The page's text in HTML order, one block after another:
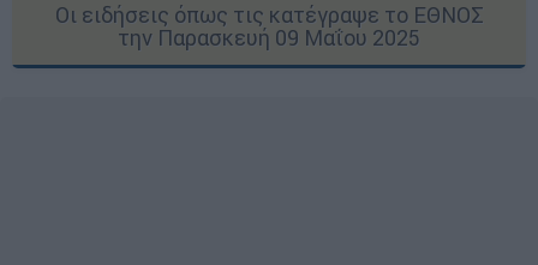
Οι ειδήσεις όπως τις κατέγραψε το ΕΘΝΟΣ
την Παρασκευή 09 Μαΐου 2025